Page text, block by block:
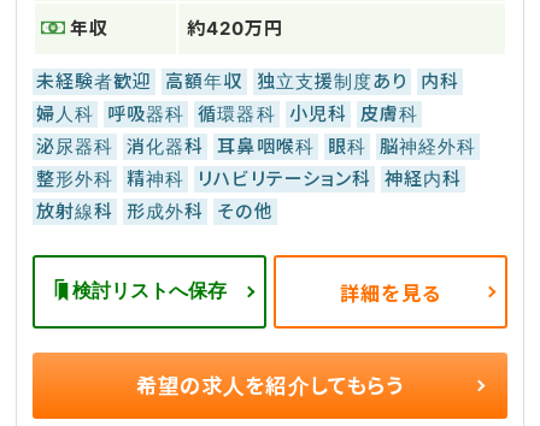
年収 約420万円
未経験者歓迎 高額年収 独立支援制度あり
内科
婦人科
呼吸器科 循環器科 小児科
皮膚科
泌尿器科
消化器科 耳鼻咽喉科 眼科
脳神経外科
整形外科
精神科 リハビリテーション科
神経内科
放射線科
形成外科 その他
検討リストへ保存 詳細を見る
希望の求人を紹介してもらう